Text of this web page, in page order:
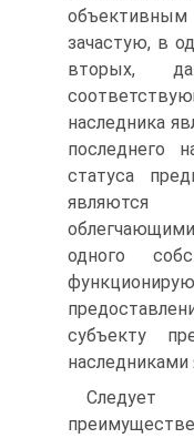
зачастую, в
вторых,
наследника
последнего
статуса
являются
одного
субъекту